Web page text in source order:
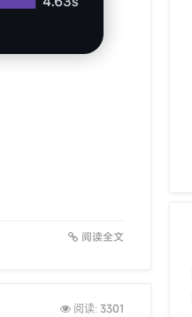
阅读全文
阅读: 3301